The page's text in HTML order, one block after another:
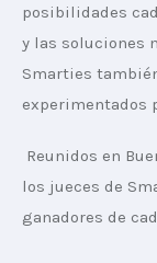
posibilidades
y las soluciones
Smarties
experimentados
Reunidos en
los jueces de
ganadores de